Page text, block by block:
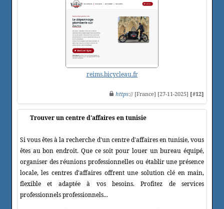
reims.bicycleau.fr
https:// [France] [27-11-2025] [#12]
Trouver un centre d'affaires en tunisie
Si vous êtes à la recherche d'un centre d'affaires en tunisie, vous
êtes au bon endroit. Que ce soit pour louer un bureau équipé,
organiser des réunions professionnelles ou établir une présence
locale, les centres d'affaires offrent une solution clé en main,
flexible et adaptée à vos besoins. Profitez de services
professionnels professionnels...